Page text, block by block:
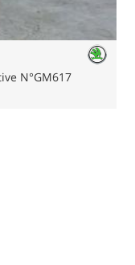
N°GM617